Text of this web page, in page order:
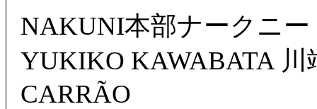
NAKUNI本部ナークニー
YUKIKO KAWABATA
CARRÃO